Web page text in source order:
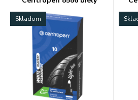
Skladom